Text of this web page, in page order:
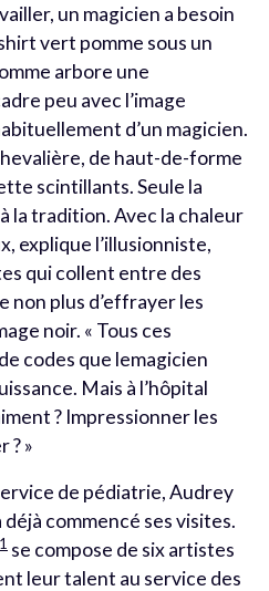
un magicien a besoin
vert pomme sous un
arbore une
peu avec l’image
d’un magicien.
de haut-de-forme
scintillants. Seule la
la tradition. Avec la chaleur
explique l’illusionniste,
qui collent entre des
non plus d’effrayer les
noir. « Tous ces
codes que lemagicien
Mais à l’hôpital
? Impressionner les
? »
de pédiatrie, Audrey
commencé ses visites.
1 se compose de six artistes
leur talent au service des